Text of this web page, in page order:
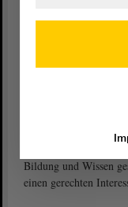
„Eine lebenswerte
erhalten, die eine
Schöpfung zu
Vielfalt der Menschen,
Bildung und Wissen
einen gerechten